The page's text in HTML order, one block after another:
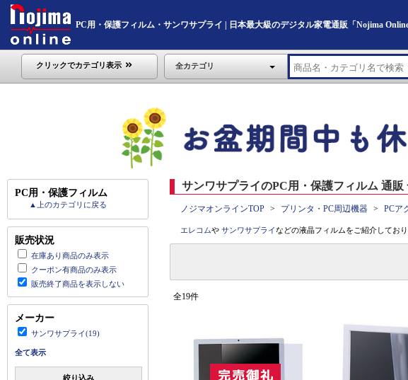
PC用・保護フィルム・サンワサプライ | 日本最大級のデジタル家電通販「Nojima Online
クリックでカテゴリ表示 全カテゴリ
PC用・保護フィルム
▲上のカテゴリに戻る
販売状況
在庫あり商品のみ表示
クーポン有商品のみ表示
販売終了商品を表示しない
メーカー
サンワサプライ(19)
全て表示
絞り込み
サンワサプライのPC用・保護フィルム 通販
ノジマオンラインTOP プリンタ・PC周辺機器 PCア
エレコムや サンワサプライなどの液晶フィルムをご紹介してお
全19件